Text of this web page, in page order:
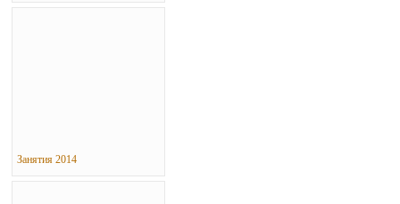
Занятия 2014